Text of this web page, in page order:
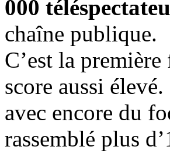
000
chaîne publique.
C’est la
score aussi
avec encore du
rassemblé plus